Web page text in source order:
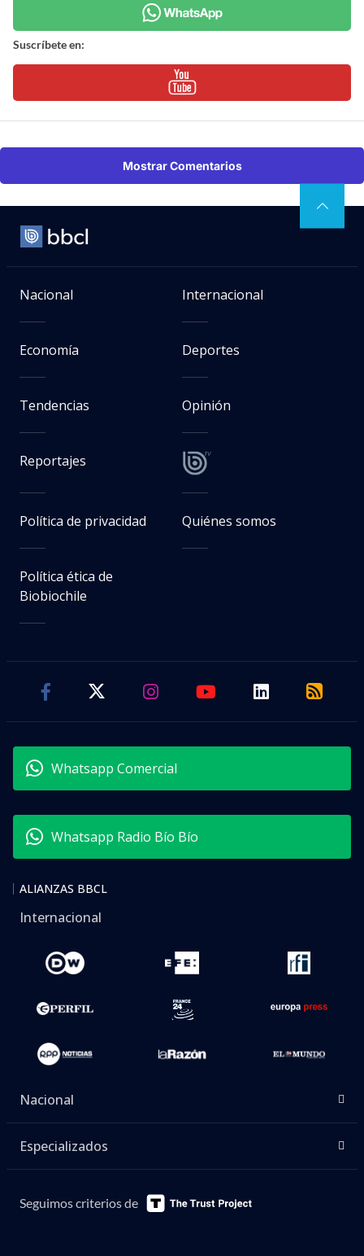
Suscríbete en:
Mostrar Comentarios
Nacional Internacional
Economía Deportes
Tendencias Opinión
Reportajes
Política de privacidad Quiénes somos
Política ética de
Biobiochile
Whatsapp Comercial
Whatsapp Radio Bío Bío
ALIANZAS BBCL
Internacional
Nacional
Especializados
Seguimos criterios de